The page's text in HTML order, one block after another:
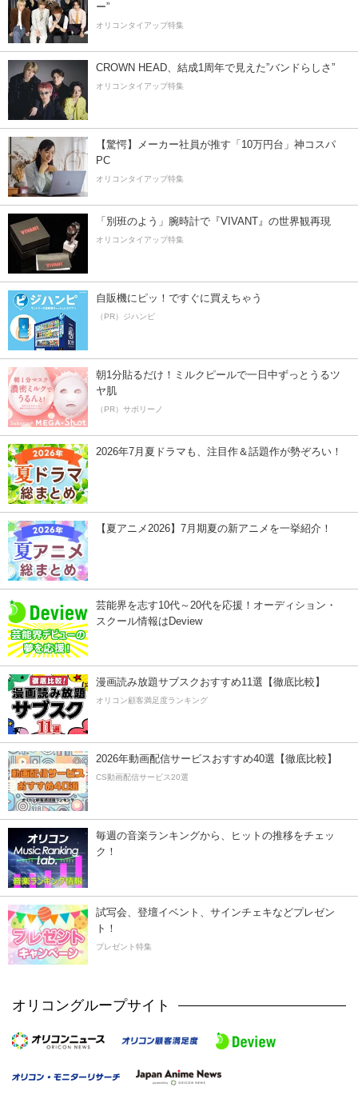
ー”
オリコンタイアップ特集
CROWN HEAD、結成1周年で見えた”バンドらしさ”
オリコンタイアップ特集
【驚愕】メーカー社員が推す「10万円台」神コスパ
PC
オリコンタイアップ特集
「別班のよう」腕時計で『VIVANT』の世界観再現
オリコンタイアップ特集
自販機にピッ！ですぐに買えちゃう
（PR）ジハンピ
朝1分貼るだけ！ミルクピールで一日中ずっとうるツ
ヤ肌
（PR）サボリーノ
2026年7月夏ドラマも、注目作＆話題作が勢ぞろい！
【夏アニメ2026】7月期夏の新アニメを一挙紹介！
芸能界を志す10代～20代を応援！オーディション・
スクール情報はDeview
漫画読み放題サブスクおすすめ11選【徹底比較】
オリコン顧客満足度ランキング
2026年動画配信サービスおすすめ40選【徹底比較】
CS動画配信サービス20選
毎週の音楽ランキングから、ヒットの推移をチェッ
ク！
試写会、登壇イベント、サインチェキなどプレゼン
ト！
プレゼント特集
オリコングループサイト